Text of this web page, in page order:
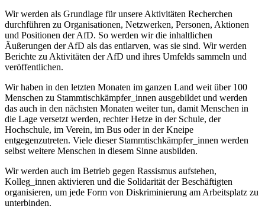
Wir werden als Grundlage für unsere Aktivitäten Recherchen
durchführen zu Organisationen, Netzwerken, Personen, Aktionen
und Positionen der AfD. So werden wir die inhaltlichen
Äußerungen der AfD als das entlarven, was sie sind. Wir werden
Berichte zu Aktivitäten der AfD und ihres Umfelds sammeln und
veröffentlichen.
Wir haben in den letzten Monaten im ganzen Land weit über 100
Menschen zu Stammtischkämpfer_innen ausgebildet und werden
das auch in den nächsten Monaten weiter tun, damit Menschen in
die Lage versetzt werden, rechter Hetze in der Schule, der
Hochschule, im Verein, im Bus oder in der Kneipe
entgegenzutreten. Viele dieser Stammtischkämpfer_innen werden
selbst weitere Menschen in diesem Sinne ausbilden.
Wir werden auch im Betrieb gegen Rassismus aufstehen,
Kolleg_innen aktivieren und die Solidarität der Beschäftigten
organisieren, um jede Form von Diskriminierung am Arbeitsplatz zu
unterbinden.